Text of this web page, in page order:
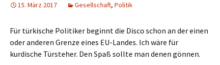
15. März 2017 Gesellschaft, Politik
Für türkische Politiker beginnt die Disco schon an der einen
oder anderen Grenze eines EU-Landes. Ich wäre für
kurdische Türsteher. Den Spaß sollte man denen gönnen.